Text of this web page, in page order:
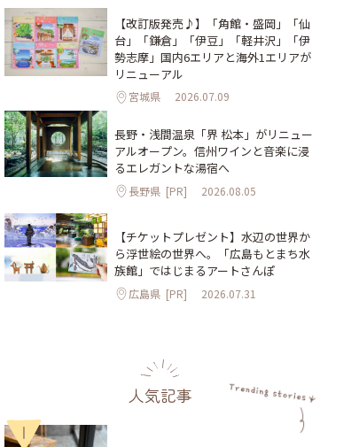
【改訂版発売♪】「角館・盛岡」「仙
台」「鎌倉」「伊豆」「軽井沢」「伊
勢志摩」国内6エリアと海外1エリアが
リニューアル
宮城県 2026.07.09
長野・浅間温泉「界 松本」がリニュー
アルオープン。信州ワインと音楽に浸
るエレガントな湯宿へ
長野県 [PR] 2026.08.05
【チケットプレゼント】水辺の世界か
ら浮世絵の世界へ。「広島もとまち水
族館」ではじまるアートさんぽ
広島県 [PR] 2026.07.31
人気記事
1